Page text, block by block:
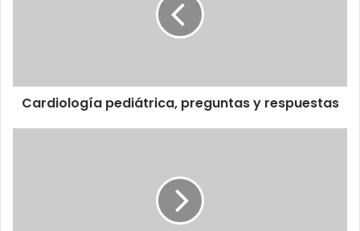
Cardiología pediátrica, preguntas y respuestas